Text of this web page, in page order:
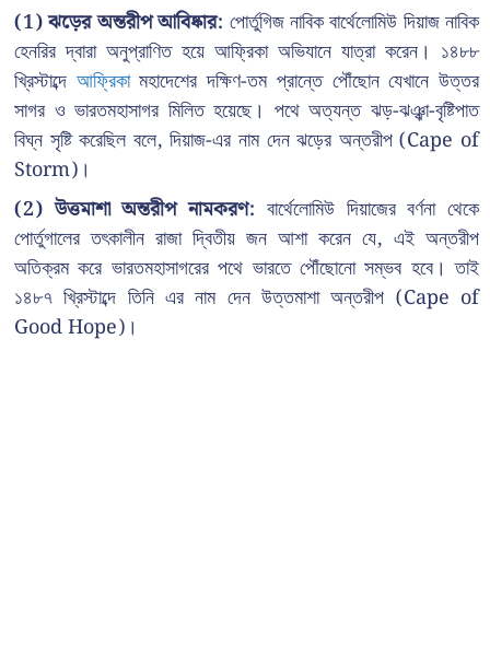
(1) ঝড়ের অন্তরীপ আবিষ্কার: পোর্তুগিজ নাবিক বার্থেলোমিউ দিয়াজ নাবিক
হেনরির দ্বারা অনুপ্রাণিত হয়ে আফ্রিকা অভিযানে যাত্রা করেন। ১৪৮৮
খ্রিস্টাব্দে আফ্রিকামহাদেশের দক্ষিণ-তম প্রান্তে পৌঁছোন যেখানে উত্তর
সাগর ও ভারতমহাসাগর মিলিত হয়েছে। পথে অত্যন্ত ঝড়-ঝঞ্ঝা-বৃষ্টিপাত
বিঘ্ন সৃষ্টি করেছিল বলে, দিয়াজ-এর নাম দেন ঝড়ের অন্তরীপ (Cape of
Storm)।
(2) উত্তমাশা অন্তরীপ নামকরণ: বার্থেলোমিউ দিয়াজের বর্ণনা থেকে
পোর্তুগালের তৎকালীন রাজা দ্বিতীয় জন আশা করেন যে, এই অন্তরীপ
অতিক্রম করে ভারতমহাসাগরের পথে ভারতে পৌঁছোনো সম্ভব হবে। তাই
১৪৮৭ খ্রিস্টাব্দে তিনি এর নাম দেন উত্তমাশা অন্তরীপ (Cape of
Good Hope)।